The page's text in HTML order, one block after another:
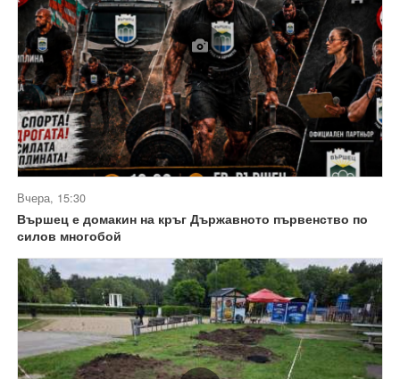
Вчера, 15:30
Вършец е домакин на кръг Държавното първенство по
силов многобой